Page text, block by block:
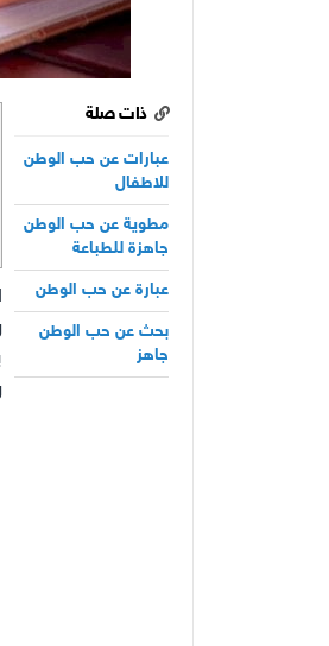
ذات صلة
عبارات عن حب الوطن
للاطفال
مطوية عن حب الوطن
جاهزة للطباعة
عبارة عن حب الوطن
بحث عن حب الوطن
جاهز